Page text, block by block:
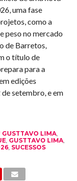
uma fase
como a
peso no mercado
de Barretos,
o título de
para a
edições
setembro, e em
LIMA,
, GUSTTAVO LIMA,
, SUCESSOS